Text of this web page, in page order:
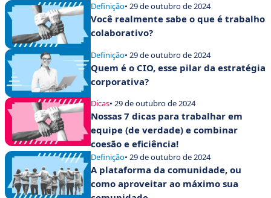
Definição• 29 de outubro de 2024
Você realmente sabe o que é trabalho
colaborativo?
Definição• 29 de outubro de 2024
Quem é o CIO, esse pilar da estratégia
corporativa?
Dicas• 29 de outubro de 2024
Nossas 7 dicas para trabalhar em
equipe (de verdade) e combinar
coesão e eficiência!
Definição• 29 de outubro de 2024
A plataforma da comunidade, ou
como aproveitar ao máximo sua